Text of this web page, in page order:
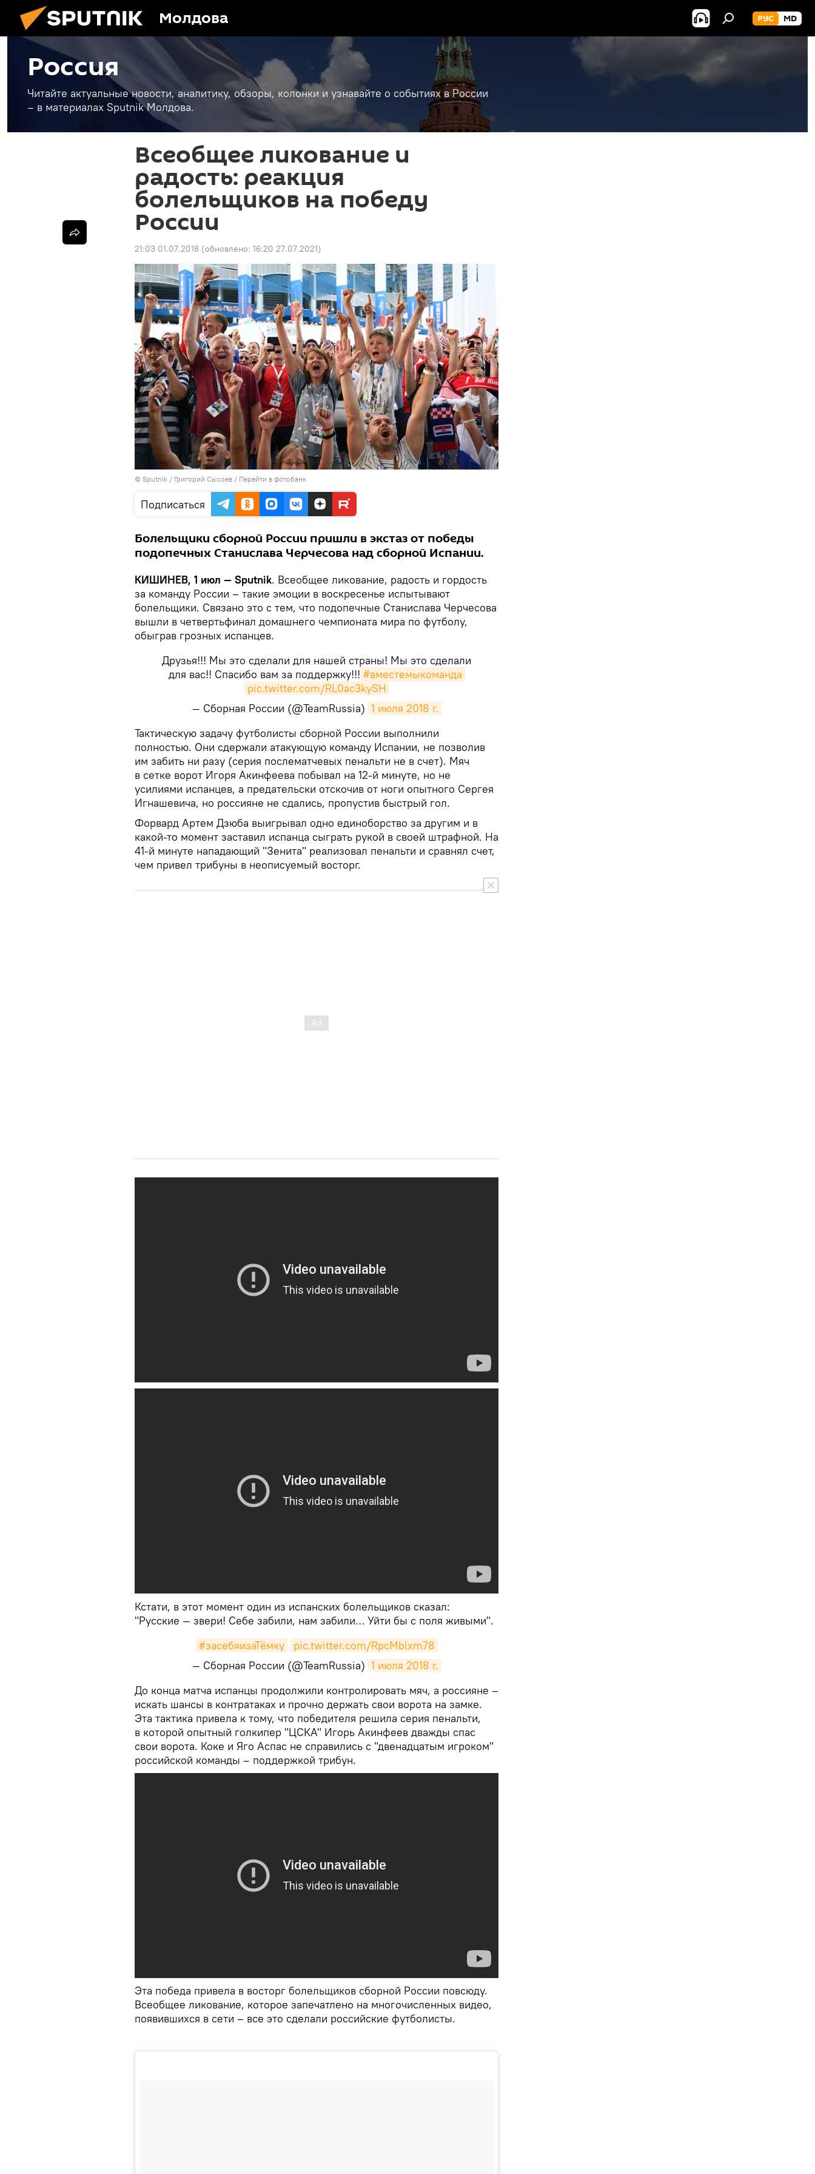
Молдова РУС MD
Россия
Читайте актуальные новости, аналитику, обзоры, колонки и узнавайте о событиях в России
– в материалах Sputnik Молдова.
Всеобщее ликование и
радость: реакция
болельщиков на победу
России
21:03 01.07.2018 (обновлено: 16:20 27.07.2021)
© Sputnik / Григорий Сысоев / Перейти в фотобанк
Подписаться
Болельщики сборной России пришли в экстаз от победы
подопечных Станислава Черчесова над сборной Испании.
КИШИНЕВ, 1 июл — Sputnik. Всеобщее ликование, радость и гордость
за команду России – такие эмоции в воскресенье испытывают
болельщики. Связано это с тем, что подопечные Станислава Черчесова
вышли в четвертьфинал домашнего чемпионата мира по футболу,
обыграв грозных испанцев.
Друзья!!! Мы это сделали для нашей страны! Мы это сделали
для вас!! Спасибо вам за поддержку!!! #вместемыкоманда
pic.twitter.com/RL0ac3kySH
— Сборная России (@TeamRussia) 1 июля 2018 г.
​Тактическую задачу футболисты сборной России выполнили
полностью. Они сдержали атакующую команду Испании, не позволив
им забить ни разу (серия послематчевых пенальти не в счет). Мяч
в сетке ворот Игоря Акинфеева побывал на 12-й минуте, но не
усилиями испанцев, а предательски отскочив от ноги опытного Сергея
Игнашевича, но россияне не сдались, пропустив быстрый гол.
Форвард Артем Дзюба выигрывал одно единоборство за другим и в
какой-то момент заставил испанца сыграть рукой в своей штрафной. На
41-й минуте нападающий "Зенита" реализовал пенальти и сравнял счет,
чем привел трибуны в неописуемый восторг.
Кстати, в этот момент один из испанских болельщиков сказал:
"Русские — звери! Себе забили, нам забили… Уйти бы с поля живыми".
#засебяизаТёмку
pic.twitter.com/RpcMblxm78
— Сборная России (@TeamRussia) 1 июля 2018 г.
​До конца матча испанцы продолжили контролировать мяч, а россияне –
искать шансы в контратаках и прочно держать свои ворота на замке.
Эта тактика привела к тому, что победителя решила серия пенальти,
в которой опытный голкипер "ЦСКА" Игорь Акинфеев дважды спас
свои ворота. Коке и Яго Аспас не справились с "двенадцатым игроком"
российской команды – поддержкой трибун.
Эта победа привела в восторг болельщиков сборной России повсюду.
Всеобщее ликование, которое запечатлено на многочисленных видео,
появившихся в сети – все это сделали российские футболисты.